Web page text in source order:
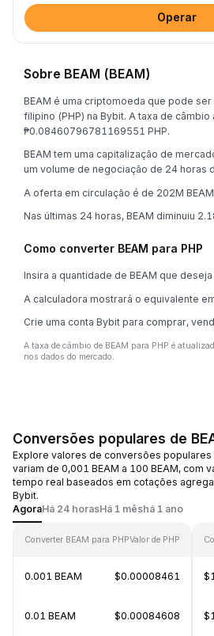
Operar
Sobre BEAM (BEAM)
BEAM é uma criptomoeda que pode
filipino (PHP) na Bybit. A taxa de câmbio
₱0.08460796781169551 PHP.
BEAM tem uma capitalização de
um volume de negociação de 24 horas
A oferta em circulação é de 202M
Nas últimas 24 horas, BEAM diminuiu
Como converter BEAM para PHP
Insira a quantidade de BEAM que
A calculadora mostrará o equivalente
Crie uma conta Bybit para comprar,
A taxa de câmbio de BEAM para PHP é
nos dados do mercado.
Conversões populares de
Explore valores de conversões populares
variam de 0,001 BEAM a 100 BEAM, com
tempo real baseados em cotações
Bybit.
AgoraHá 24 horasHá 1 mêshá 1 ano
Converter BEAM para PHPValor de PHP
0.001 BEAM $0.00008461
0.01 BEAM $0.00084608